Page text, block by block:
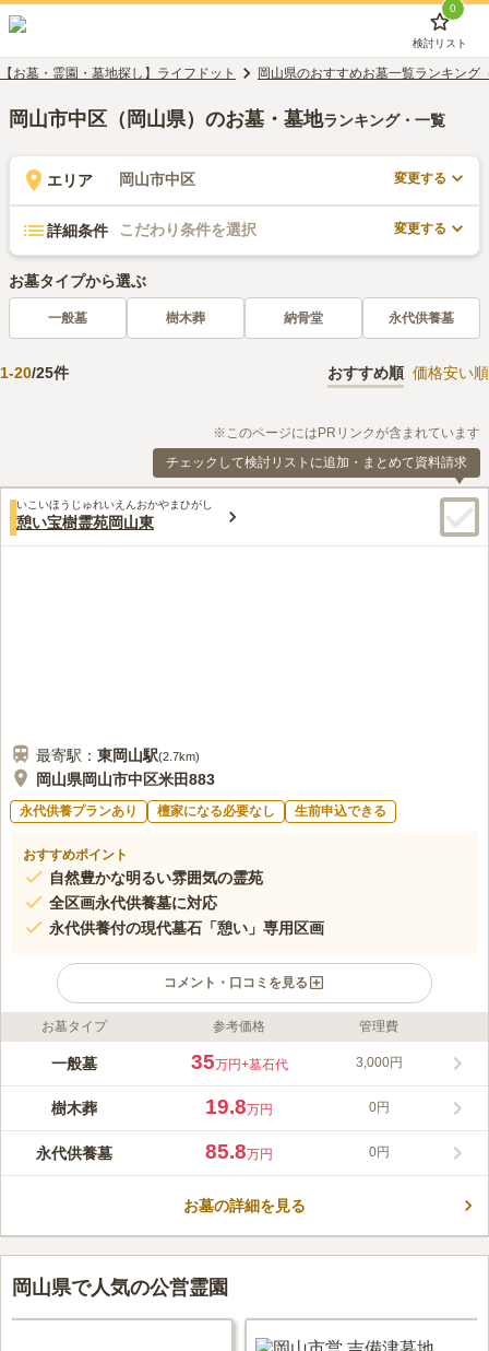
0
検討リスト
【お墓・霊園・墓地探し】ライフドット 岡山県のおすすめお墓一覧ランキング
岡山市中区（岡山県）のお墓・墓地ランキング・一覧
エリア 岡山市中区 変更する
詳細条件 こだわり条件を選択 変更する
お墓タイプから選ぶ
一般墓 樹木葬 納骨堂 永代供養墓
1-20/25件 おすすめ順 価格安い順
※このページにはPRリンクが含まれています
チェックして検討リストに追加・まとめて資料請求
いこいほうじゅれいえんおかやまひがし
憩い宝樹霊苑岡山東
最寄駅： 東岡山駅(2.7km)
岡山県岡山市中区米田883
永代供養プランあり 檀家になる必要なし 生前申込できる
おすすめポイント
自然豊かな明るい雰囲気の霊苑
全区画永代供養墓に対応
永代供養付の現代墓石「憩い」専用区画
コメント・口コミを見る
ライフドット編集部のコメント
岡山市内を一望できる場所にあります。 広い駐車場があり霊苑
でのお参りが楽です。 一般墓は1㎡・1.5㎡・4㎡・5㎡・7.5㎡と
バリエーション豊富な区画から選べるので、必要に応じた大きさ
の区画でコンパクトです。 樹木葬墓地もあるので、ご家族のラ
イフスタイルに合うお墓を選択できます。
ステンドグラスの墓石が気に入りました。 近くであるのも決め
てのひとつです。値段も 納得でした。担当者も親切なのが決めてです。
口コミの続きを読む
お墓タイプ 参考価格 管理費
一般墓 35万円+墓石代 3,000円
樹木葬 19.8万円 0円
永代供養墓 85.8万円 0円
お墓の詳細を見る
岡山県で人気の公営霊園